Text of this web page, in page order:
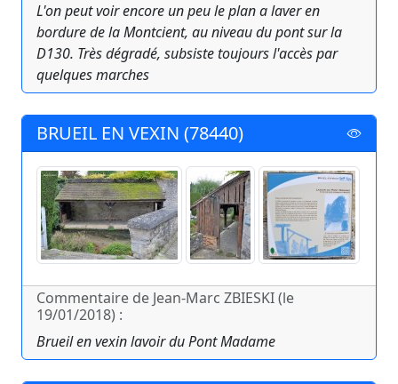
L'on peut voir encore un peu le plan a laver en
bordure de la Montcient, au niveau du pont sur la
D130. Très dégradé, subsiste toujours l'accès par
quelques marches
BRUEIL EN VEXIN (78440)
Commentaire de Jean-Marc ZBIESKI (le
19/01/2018) :
Brueil en vexin lavoir du Pont Madame